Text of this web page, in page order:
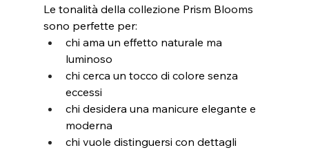
Le tonalità della collezione Prism Blooms
sono perfette per:
chi ama un effetto naturale ma
luminoso
chi cerca un tocco di colore senza
eccessi
chi desidera una manicure elegante e
moderna
chi vuole distinguersi con dettagli